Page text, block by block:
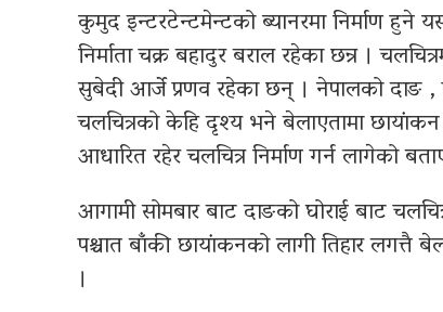
कुमुद इन्टरटेन्टमेन्टको ब्यानरमा निर्माण हुने
निर्माता चक्र बहादुर बराल रहेका छन्र ।
सुबेदी आर्जे प्रणव रहेका छन् । नेपालको दाङ ,
चलचित्रको केहि दृश्य भने बेलाएतामा
आधारित रहेर चलचित्र निर्माण गर्न लागेको
आगामी सोमबार बाट दाङको घोराई बाट
पश्चात बाँकी छायांकनको लागी तिहार लगत्तै
।